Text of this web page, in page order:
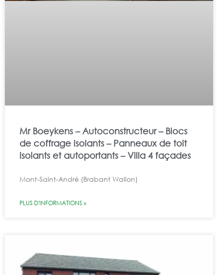
Mr Boeykens – Autoconstructeur – Blocs
de coffrage isolants – Panneaux de toit
isolants et autoportants – Villa 4 façades
Mont-Saint-André (Brabant Wallon)
PLUS D'INFORMATIONS »